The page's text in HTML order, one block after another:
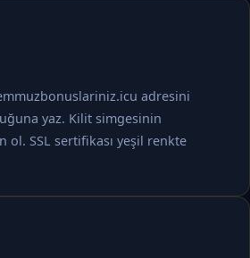
adresini
yaz. Kilit simgesinin
SSL sertifikası yeşil renkte